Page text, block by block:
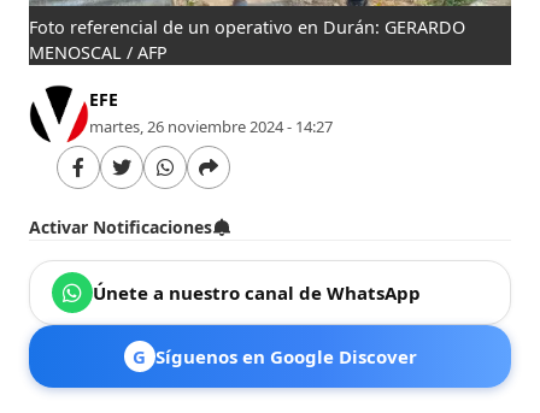
Foto referencial de un operativo en Durán: GERARDO
MENOSCAL / AFP
EFE
martes, 26 noviembre 2024 - 14:27
Activar Notificaciones
Únete a nuestro canal de WhatsApp
G Síguenos en Google Discover